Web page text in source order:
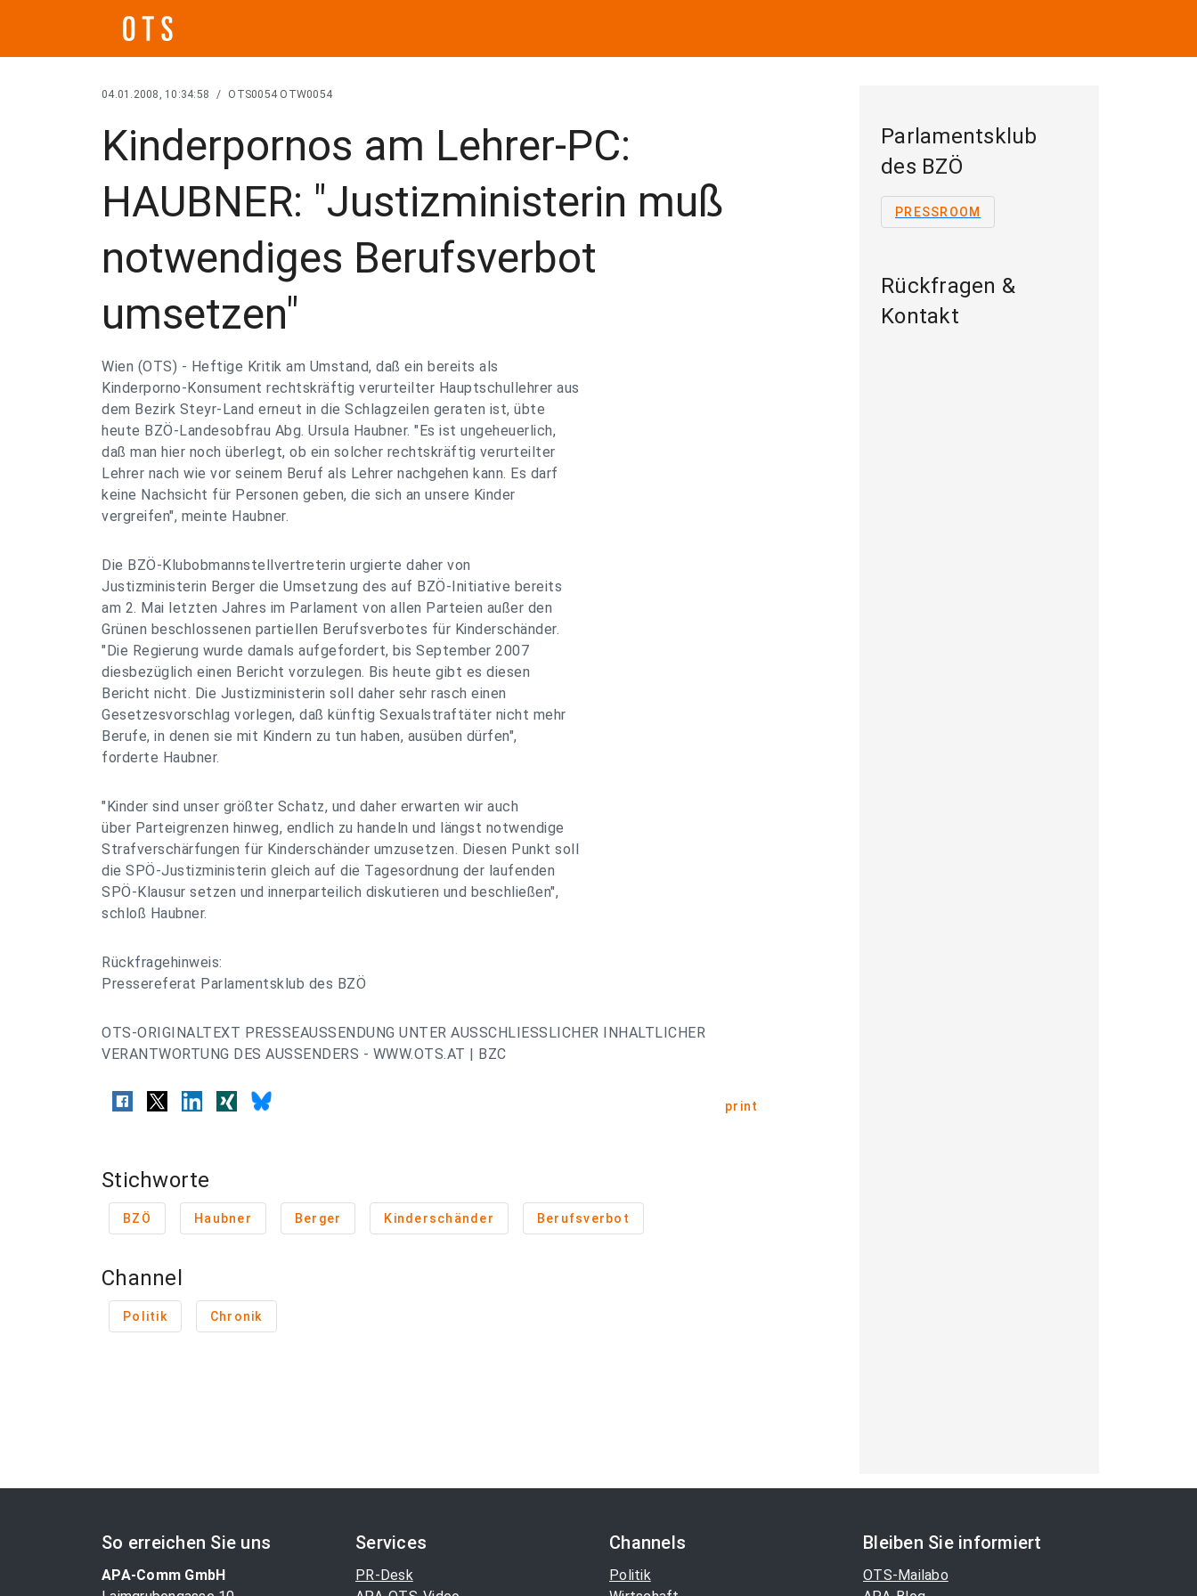
04.01.2008, 10:34:58 / OTS0054 OTW0054
Kinderpornos am Lehrer-PC:
HAUBNER: "Justizministerin muß
notwendiges Berufsverbot
umsetzen"
Wien (OTS) - Heftige Kritik am Umstand, daß ein bereits als
Kinderporno-Konsument rechtskräftig verurteilter Hauptschullehrer aus
dem Bezirk Steyr-Land erneut in die Schlagzeilen geraten ist, übte
heute BZÖ-Landesobfrau Abg. Ursula Haubner. "Es ist ungeheuerlich,
daß man hier noch überlegt, ob ein solcher rechtskräftig verurteilter
Lehrer nach wie vor seinem Beruf als Lehrer nachgehen kann. Es darf
keine Nachsicht für Personen geben, die sich an unsere Kinder
vergreifen", meinte Haubner.
Die BZÖ-Klubobmannstellvertreterin urgierte daher von
Justizministerin Berger die Umsetzung des auf BZÖ-Initiative bereits
am 2. Mai letzten Jahres im Parlament von allen Parteien außer den
Grünen beschlossenen partiellen Berufsverbotes für Kinderschänder.
"Die Regierung wurde damals aufgefordert, bis September 2007
diesbezüglich einen Bericht vorzulegen. Bis heute gibt es diesen
Bericht nicht. Die Justizministerin soll daher sehr rasch einen
Gesetzesvorschlag vorlegen, daß künftig Sexualstraftäter nicht mehr
Berufe, in denen sie mit Kindern zu tun haben, ausüben dürfen",
forderte Haubner.
"Kinder sind unser größter Schatz, und daher erwarten wir auch
über Parteigrenzen hinweg, endlich zu handeln und längst notwendige
Strafverschärfungen für Kinderschänder umzusetzen. Diesen Punkt soll
die SPÖ-Justizministerin gleich auf die Tagesordnung der laufenden
SPÖ-Klausur setzen und innerparteilich diskutieren und beschließen",
schloß Haubner.
Rückfragehinweis:
Pressereferat Parlamentsklub des BZÖ
OTS-ORIGINALTEXT PRESSEAUSSENDUNG UNTER AUSSCHLIESSLICHER INHALTLICHER
VERANTWORTUNG DES AUSSENDERS - WWW.OTS.AT | BZC
print
Stichworte
BZÖ Haubner Berger Kinderschänder Berufsverbot
Channel
Politik Chronik
Parlamentsklub
des BZÖ
PRESSROOM
Rückfragen &
Kontakt
So erreichen Sie uns
APA-Comm GmbH
Services
PR-Desk
Channels
Politik
Bleiben Sie informiert
OTS-Mailabo